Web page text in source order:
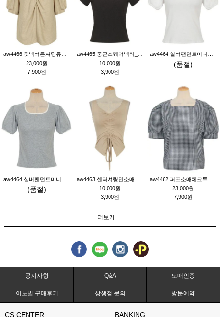
23,000원
7,900원
10,000원
3,900원
(품절)
(품절)
10,000원
3,900원
23,000원
7,900원
더보기 +
공지사항 Q&A 도매인증
이노빌 구매후기 상생점 문의 방문예약
CS CENTER BANKING